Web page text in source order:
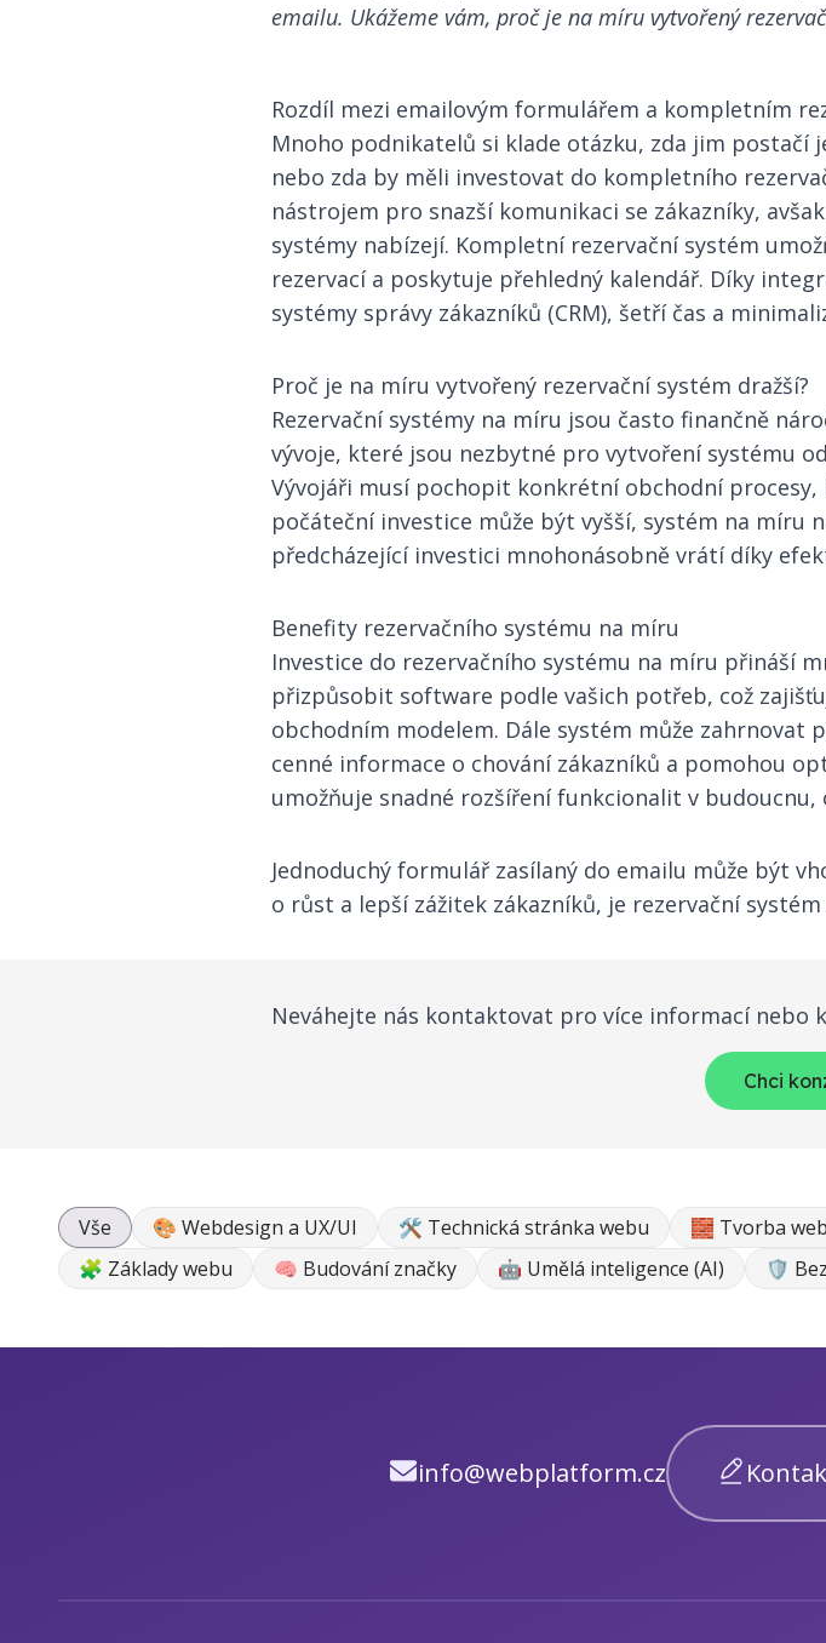
emailu. Ukážeme vám, proč je na míru vytvořený
Rozdíl mezi emailovým formulářem a kompletním
Mnoho podnikatelů si klade otázku, zda jim postačí
nebo zda by měli investovat do kompletního
nástrojem pro snazší komunikaci se zákazníky,
systémy nabízejí. Kompletní rezervační systém
rezervací a poskytuje přehledný kalendář. Díky
systémy správy zákazníků (CRM), šetří čas a
Proč je na míru vytvořený rezervační systém dražší?
Rezervační systémy na míru jsou často finančně
vývoje, které jsou nezbytné pro vytvoření systému
Vývojáři musí pochopit konkrétní obchodní
počáteční investice může být vyšší, systém na
předcházející investici mnohonásobně vrátí díky
Benefity rezervačního systému na míru
Investice do rezervačního systému na míru přináší
přizpůsobit software podle vašich potřeb, což
obchodním modelem. Dále systém může
cenné informace o chování zákazníků a pomohou
umožňuje snadné rozšíření funkcionalit v
Jednoduchý formulář zasílaný do emailu může být
o růst a lepší zážitek zákazníků, je rezervační
Neváhejte nás kontaktovat pro více informací nebo
Chci
Vše 🎨 Webdesign a UX/UI 🛠 Technická stránka webu 🧱 Tvorba
🧩 Základy webu
🧠 Budování značky 🤖 Umělá inteligence (AI) 🛡️
info@webplatform.cz